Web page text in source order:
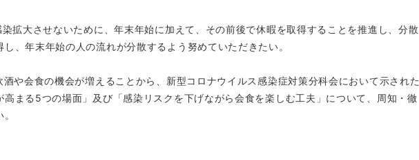
染拡大させないために、年末年始に加えて、その前後で休暇を取得することを推進し、分散
し、年末年始の人の流れが分散するよう努めていただきたい。
酒や会食の機会が増えることから、新型コロナウイルス感染症対策分科会において示された
高まる5つの場面」及び「感染リスクを下げながら会食を楽しむ工夫」について、周知・徹